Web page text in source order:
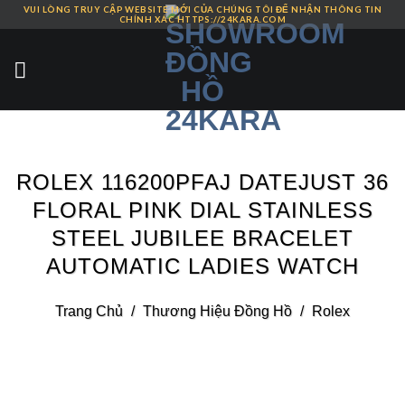
Skip
content
VUI LÒNG TRUY CẬP WEBSITE MỚI CỦA CHÚNG TÔI ĐỂ NHẬN THÔNG TIN
CHÍNH XÁC HTTPS://24KARA.COM
ROLEX 116200PFAJ DATEJUST 36
FLORAL PINK DIAL STAINLESS
STEEL JUBILEE BRACELET
AUTOMATIC LADIES WATCH
Trang Chủ / Thương Hiệu Đồng Hồ / Rolex